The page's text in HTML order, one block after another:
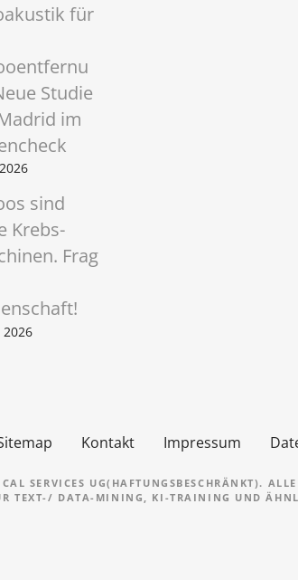
für
Studie
im
sind
Krebs-
Frag
2026
Kontakt Impressum
SERVICES UG(HAFTUNGSBESCHRÄNKT).
TEXT-/ DATA-MINING, KI-TRAINING UND